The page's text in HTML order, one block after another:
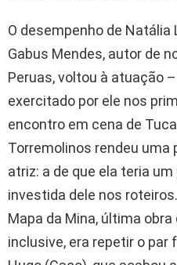
O desempenho de
Gabus Mendes, autor de
Peruas, voltou à atuação
exercitado por ele nos
encontro em cena de
Torremolinos rendeu uma
atriz: a de que ela teria
investida dele nos
Mapa da Mina, última obra
inclusive, era repetir o par